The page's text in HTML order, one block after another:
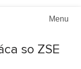
Menu
so ZSE